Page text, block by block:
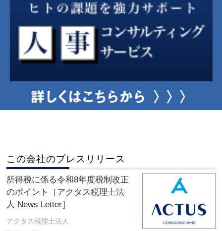
この会社のプレスリリース
所得税に係る令和8年度税制改正
のポイント［アクタス税理士法
人 News Letter］
アクタス税理士法人